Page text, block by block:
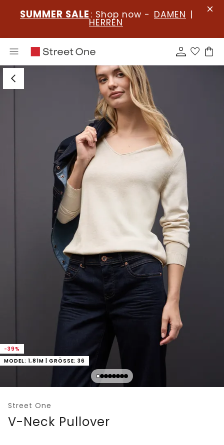
SUMMER SALE : Shop now - DAMEN |
HERREN
-39%
MODEL: 1,81M | GRÖSSE: 36
Street One
V-Neck Pullover